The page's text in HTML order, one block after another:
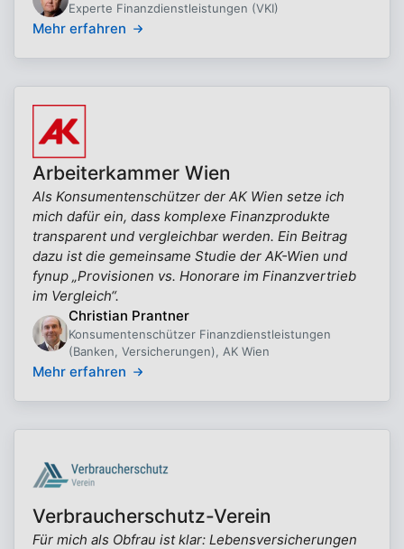
Experte Finanzdienstleistungen (VKI)
Mehr erfahren
Arbeiterkammer Wien
Als Konsumentenschützer der AK Wien setze ich
mich dafür ein, dass komplexe Finanzprodukte
transparent und vergleichbar werden. Ein Beitrag
dazu ist die gemeinsame Studie der AK-Wien und
fynup „Provisionen vs. Honorare im Finanzvertrieb
im Vergleich“.
Christian Prantner
Konsumentenschützer Finanzdienstleistungen
(Banken, Versicherungen), AK Wien
Mehr erfahren
Verbraucherschutz-Verein
Für mich als Obfrau ist klar: Lebensversicherungen